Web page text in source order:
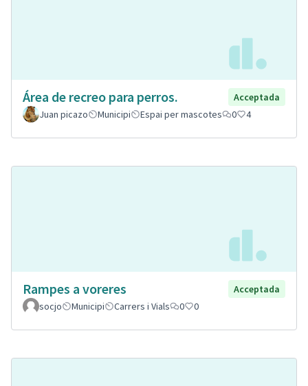
Área de recreo para perros.
Acceptada
Juan picazo
Municipi Espai per mascotes 0 4
Rampes a voreres
Acceptada
socjo
Municipi Carrers i Vials 0 0